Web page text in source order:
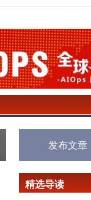
发布文章
精选导读